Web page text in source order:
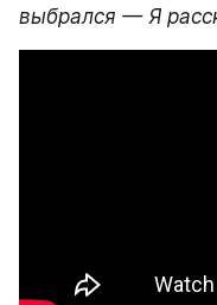
выбрался — Я